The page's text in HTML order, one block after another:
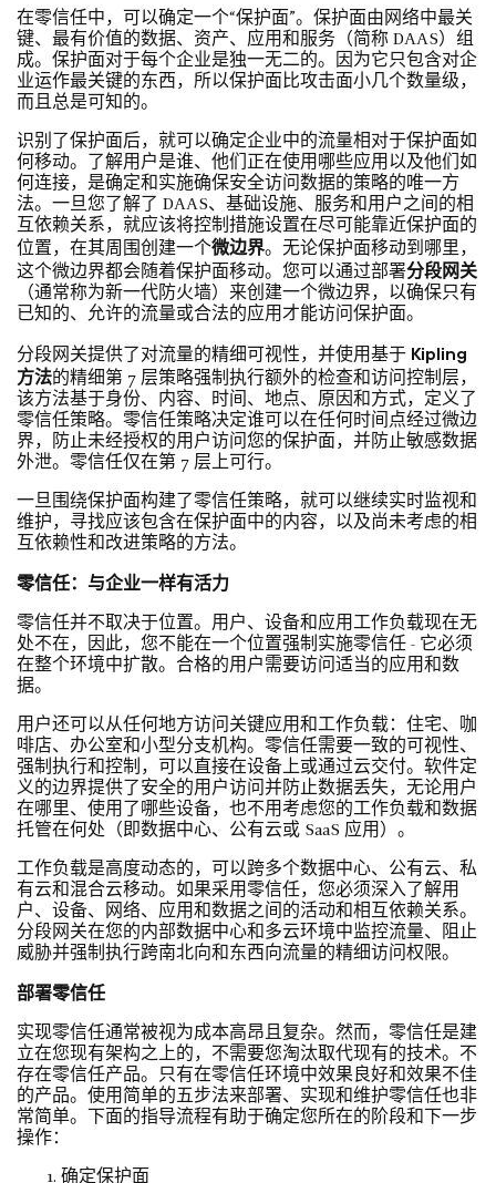
在零信任中，可以确定一个“保护面”。保护面由网络中最关
键、最有价值的数据、资产、应用和服务（简称 DAAS）组
成。保护面对于每个企业是独一无二的。因为它只包含对企
业运作最关键的东西，所以保护面比攻击面小几个数量级，
而且总是可知的。
识别了保护面后，就可以确定企业中的流量相对于保护面如
何移动。了解用户是谁、他们正在使用哪些应用以及他们如
何连接，是确定和实施确保安全访问数据的策略的唯一方
法。一旦您了解了 DAAS、基础设施、服务和用户之间的相
互依赖关系，就应该将控制措施设置在尽可能靠近保护面的
位置，在其周围创建一个微边界。无论保护面移动到哪里，
这个微边界都会随着保护面移动。您可以通过部署分段网关
（通常称为新一代防火墙）来创建一个微边界，以确保只有
已知的、允许的流量或合法的应用才能访问保护面。
分段网关提供了对流量的精细可视性，并使用基于 Kipling
方法的精细第 7 层策略强制执行额外的检查和访问控制层，
该方法基于身份、内容、时间、地点、原因和方式，定义了
零信任策略。零信任策略决定谁可以在任何时间点经过微边
界，防止未经授权的用户访问您的保护面，并防止敏感数据
外泄。零信任仅在第 7 层上可行。
一旦围绕保护面构建了零信任策略，就可以继续实时监视和
维护，寻找应该包含在保护面中的内容，以及尚未考虑的相
互依赖性和改进策略的方法。
零信任：与企业一样有活力
零信任并不取决于位置。用户、设备和应用工作负载现在无
处不在，因此，您不能在一个位置强制实施零信任 - 它必须
在整个环境中扩散。合格的用户需要访问适当的应用和数
据。
用户还可以从任何地方访问关键应用和工作负载：住宅、咖
啡店、办公室和小型分支机构。零信任需要一致的可视性、
强制执行和控制，可以直接在设备上或通过云交付。软件定
义的边界提供了安全的用户访问并防止数据丢失，无论用户
在哪里、使用了哪些设备，也不用考虑您的工作负载和数据
托管在何处（即数据中心、公有云或 SaaS 应用）。
工作负载是高度动态的，可以跨多个数据中心、公有云、私
有云和混合云移动。如果采用零信任，您必须深入了解用
户、设备、网络、应用和数据之间的活动和相互依赖关系。
分段网关在您的内部数据中心和多云环境中监控流量、阻止
威胁并强制执行跨南北向和东西向流量的精细访问权限。
部署零信任
实现零信任通常被视为成本高昂且复杂。然而，零信任是建
立在您现有架构之上的，不需要您淘汰取代现有的技术。不
存在零信任产品。只有在零信任环境中效果良好和效果不佳
的产品。使用简单的五步法来部署、实现和维护零信任也非
常简单。下面的指导流程有助于确定您所在的阶段和下一步
操作：
确定保护面